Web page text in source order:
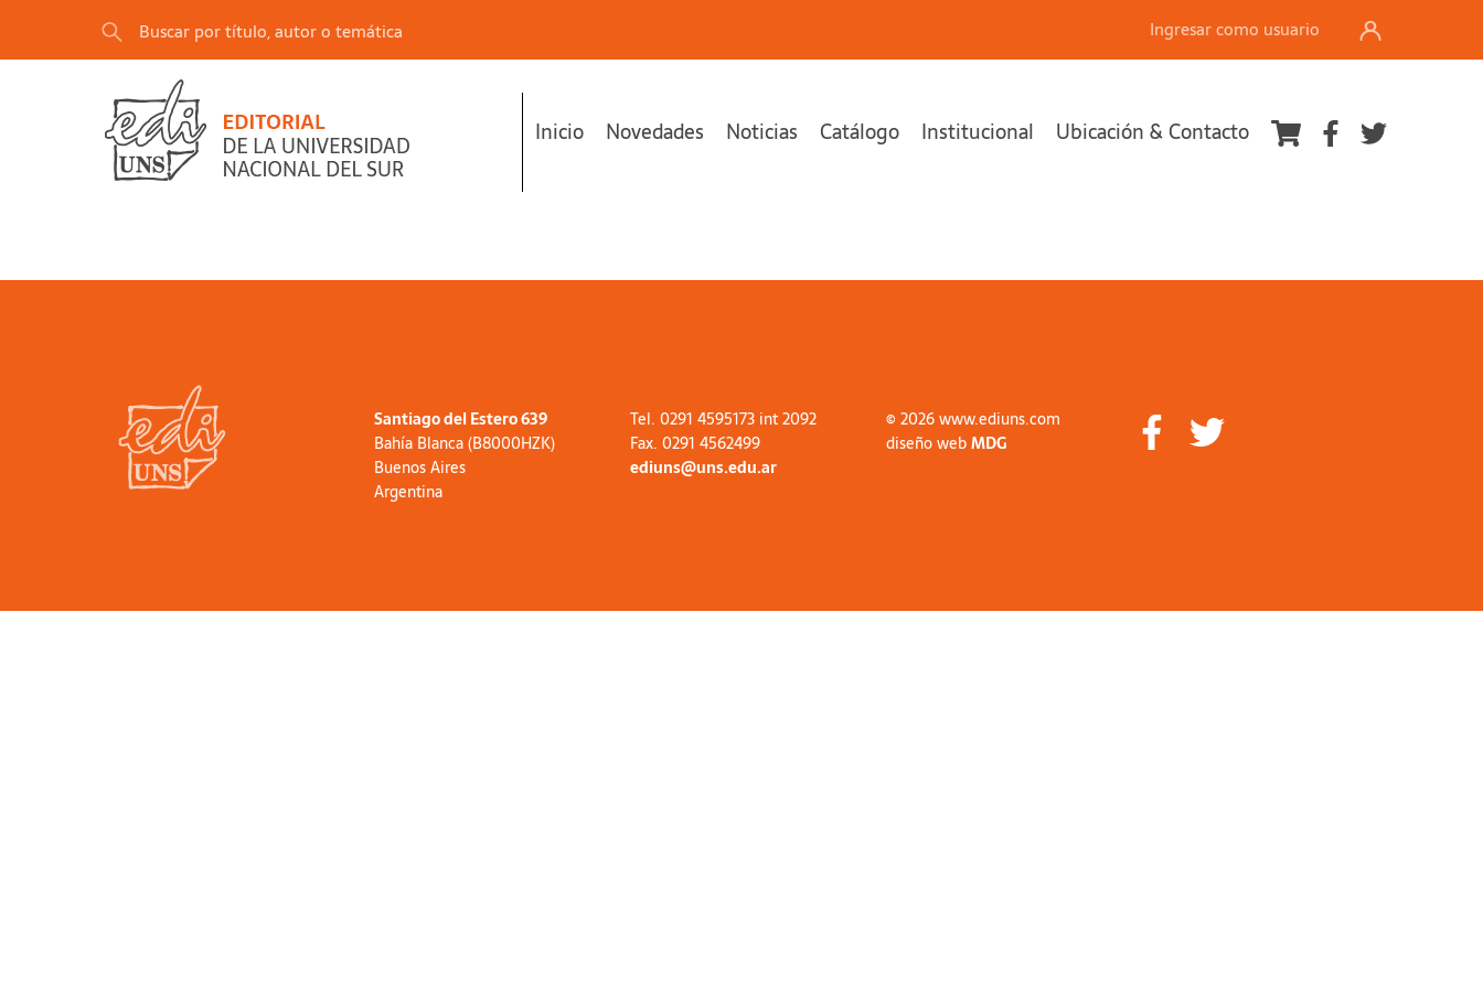
Ingresar como usuario
Inicio Novedades Noticias Catálogo Institucional Ubicación & Contacto
Santiago del Estero 639
Bahía Blanca (B8000HZK)
Buenos Aires
Argentina
Tel. 0291 4595173 int 2092
Fax. 0291 4562499
ediuns@uns.edu.ar
© 2026 www.ediuns.com
diseño webMDG